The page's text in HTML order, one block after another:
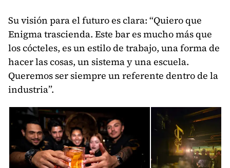
Su visión para el futuro es clara: “Quiero que
Enigma trascienda. Este bar es mucho más que
los cócteles, es un estilo de trabajo, una forma de
hacer las cosas, un sistema y una escuela.
Queremos ser siempre un referente dentro de la
industria”.